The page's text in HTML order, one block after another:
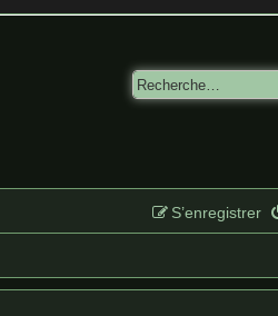
S’enregistrer